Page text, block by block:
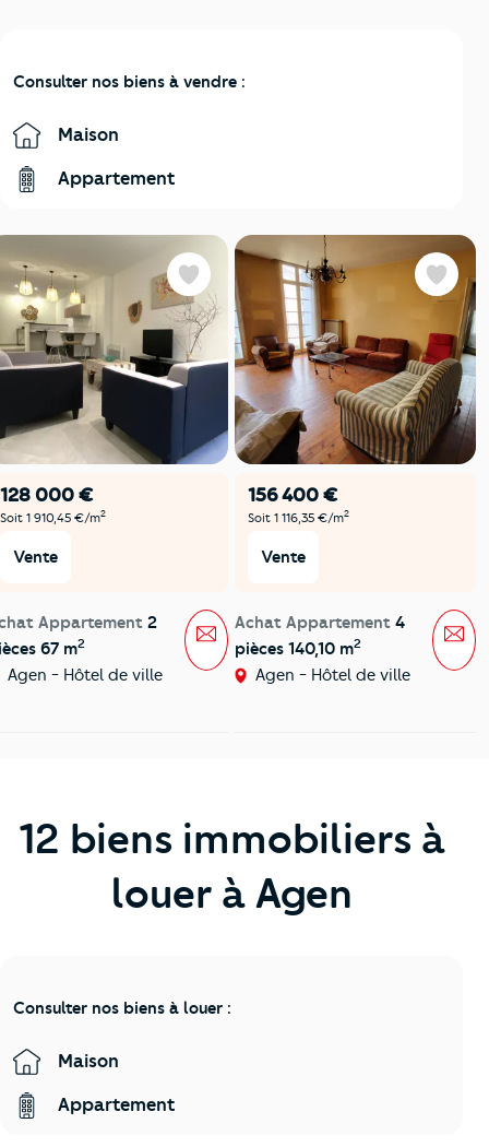
Consulter nos biens à vendre :
Maison
Appartement
128 000 €
Soit 1 910,45 €/m2
Vente
Appartement 2
67 m2
Agen - Hôtel de ville
Favoris
Message
156 400 €
Soit 1 116,35 €/m2
Vente
Achat Appartement 4
pièces 140,10 m2
Agen - Hôtel de ville
Favoris
12 biens immobiliers à
louer à Agen
Consulter nos biens à louer :
Maison
Appartement